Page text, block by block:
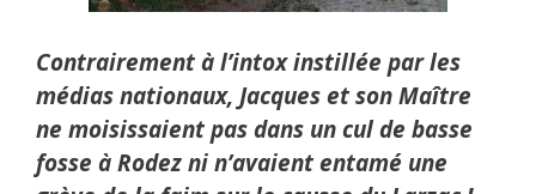
Contrairement à l’intox instillée par les
médias nationaux, Jacques et son Maître
ne moisissaient pas dans un cul de basse
fosse à Rodez ni n’avaient entamé une